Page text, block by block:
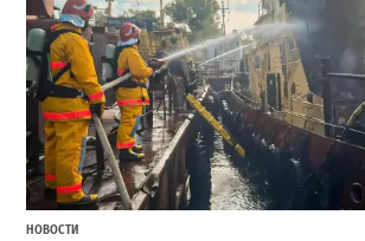
НОВОСТИ